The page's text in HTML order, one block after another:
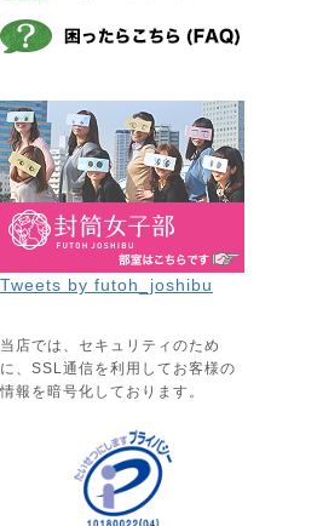
Tweets by futoh_joshibu
当店では、セキュリティのため
に、SSL通信を利用してお客様の
情報を暗号化しております。